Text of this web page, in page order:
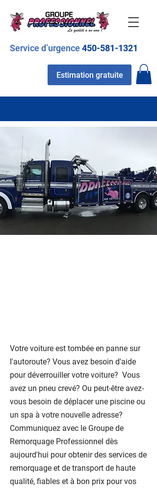
Service d’urgence 450-581-1321
Estimation gratuite
Votre voiture est tombée en panne sur
l'autoroute? Vous avez besoin d'aide
pour déverrouiller votre voiture? Vous
avez un pneu crevé? Ou peut-être avez-
vous besoin de déplacer une piscine ou
un spa à votre nouvelle adresse?
Communiquez avec le Groupe de
Remorquage Professionnel dès
aujourd'hui pour obtenir des services de
remorquage et de transport de haute
qualité, fiables et à bon prix pour vos